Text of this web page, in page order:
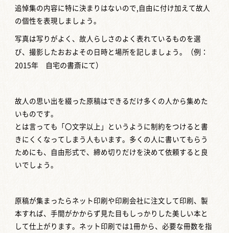
追悼集の内容に特に決まりはないので,自由に付け加えて故人
の個性を表現しましょう。
写真は写りがよく、故人らしさのよく表れているものを選
び、撮影したおおよその日時と場所を記しましょう。
（例：
2015年 自宅の書斎にて）
故人の思い出を綴った原稿はできるだけ多くの人から集めた
いものです。
とは言っても「〇文字以上」というように制約をつけると書
きにくくなってしまう人もいます。多くの人に書いてもらう
ためにも、自由形式で、締め切りだけを決めて依頼すると良
いでしょう。
原稿が集まったらネット印刷や印刷会社に注文して印刷、製
本すれば、手間がかからず見た目もしっかりした美しい本と
して仕上がります。ネット印刷では1冊から、必要な冊数を指